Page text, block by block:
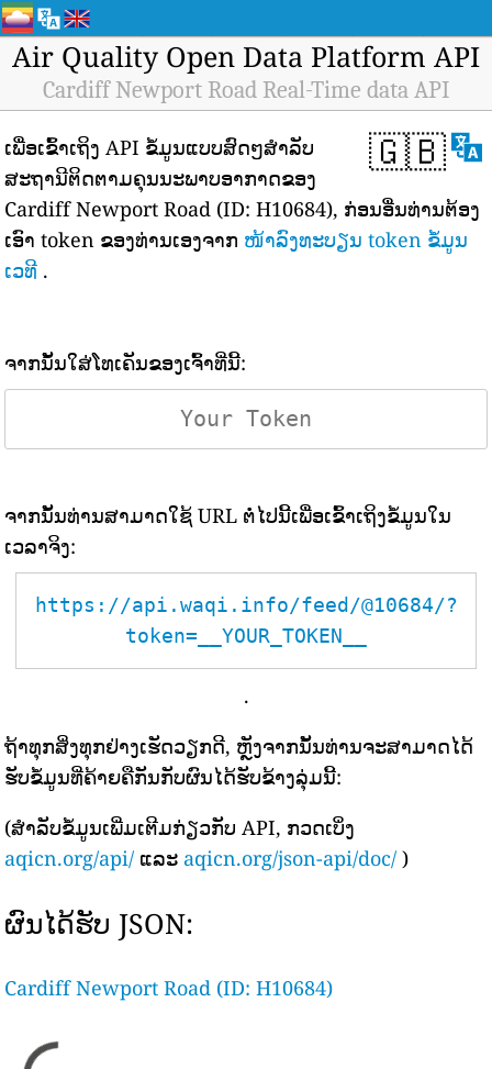
Air Quality Open Data Platform API
Cardiff Newport Road Real-Time data API
🇬🇧
ເພື່ອເຂົ້າເຖິງ API ຂໍ້ມູນແບບສົດໆສຳລັບ
ສະຖານີຕິດຕາມຄຸນນະພາບອາກາດຂອງ
Cardiff Newport Road (ID: H10684), ກ່ອນອື່ນທ່ານຕ້ອງ
ເອົາ token ຂອງທ່ານເອງຈາກ ໜ້າລົງທະບຽນ token ຂໍ້ມູນ
ເວທີ .
ຈາກນັ້ນໃສ່ໂທເຄັນຂອງເຈົ້າທີ່ນີ້:
ຈາກນັ້ນທ່ານສາມາດໃຊ້ URL ຕໍ່ໄປນີ້ເພື່ອເຂົ້າເຖິງຂໍ້ມູນໃນ
ເວລາຈິງ:
https://api.waqi.info/feed/@10684/?
token=__YOUR_TOKEN__
.
ຖ້າທຸກສິ່ງທຸກຢ່າງເຮັດວຽກດີ, ຫຼັງຈາກນັ້ນທ່ານຈະສາມາດໄດ້
ຮັບຂໍ້ມູນທີ່ຄ້າຍຄືກັນກັບຜົນໄດ້ຮັບຂ້າງລຸ່ມນີ້:
(ສຳລັບຂໍ້ມູນເພີ່ມເຕີມກ່ຽວກັບ API, ກວດເບິ່ງ
aqicn.org/api/ ແລະ aqicn.org/json-api/doc/ )
ຜົນໄດ້ຮັບ JSON:
Cardiff Newport Road (ID: H10684)